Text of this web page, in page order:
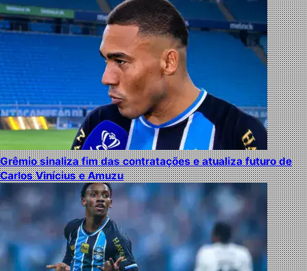
Grêmio sinaliza fim das contratações e atualiza futuro de
Carlos Vinícius e Amuzu